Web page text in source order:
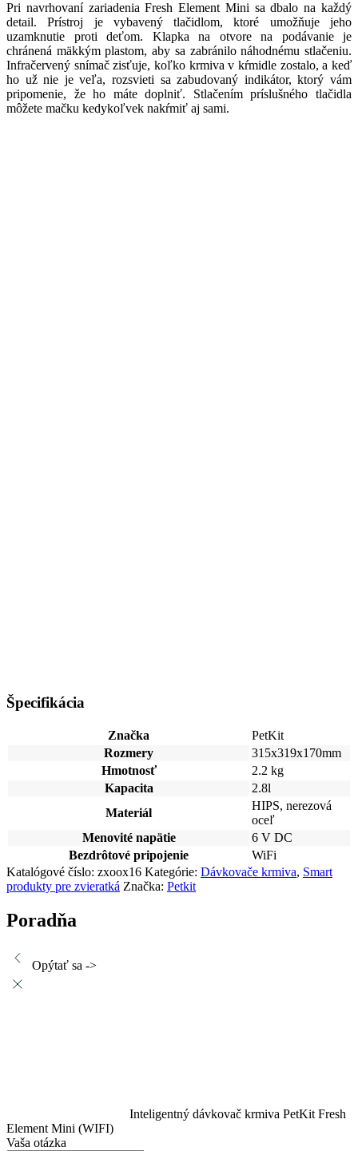
Pri navrhovaní zariadenia Fresh Element Mini sa dbalo na každý
detail. Prístroj je vybavený tlačidlom, ktoré umožňuje jeho
uzamknutie proti deťom. Klapka na otvore na podávanie je
chránená mäkkým plastom, aby sa zabránilo náhodnému stlačeniu.
Infračervený snímač zisťuje, koľko krmiva v kŕmidle zostalo, a keď
ho už nie je veľa, rozsvieti sa zabudovaný indikátor, ktorý vám
pripomenie, že ho máte doplniť. Stlačením príslušného tlačidla
môžete mačku kedykoľvek nakŕmiť aj sami.
Špecifikácia
Značka
PetKit
Rozmery
315x319x170mm
Hmotnosť
2.2 kg
Kapacita
2.8l
Materiál
HIPS, nerezová
oceľ
Menovité napätie
6 V DC
Bezdrôtové pripojenie
WiFi
Katalógové číslo: zxoox16 Kategórie: Dávkovače krmiva, Smart
produkty pre zvieratká Značka: Petkit
Poradňa
Opýtať sa ->
Inteligentný dávkovač krmiva PetKit Fresh
Element Mini (WIFI)
Vaša otázka